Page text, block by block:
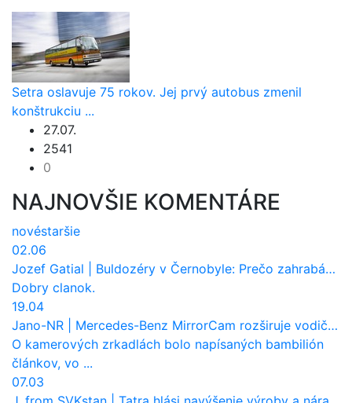
Setra oslavuje 75 rokov. Jej prvý autobus zmenil
konštrukciu ...
27.07.
2541
0
NAJNOVŠIE KOMENTÁRE
novéstaršie
02.06
Jozef Gatial
Buldozéry v Černobyle: Prečo zahrabávali Červený les pod zem?
Dobry clanok.
19.04
Jano-NR
Mercedes-Benz MirrorCam rozširuje vodičovi výhľad a uberá autobusom odpor vzduchu
O kamerových zrkadlách bolo napísaných bambilión
článkov, vo ...
07.03